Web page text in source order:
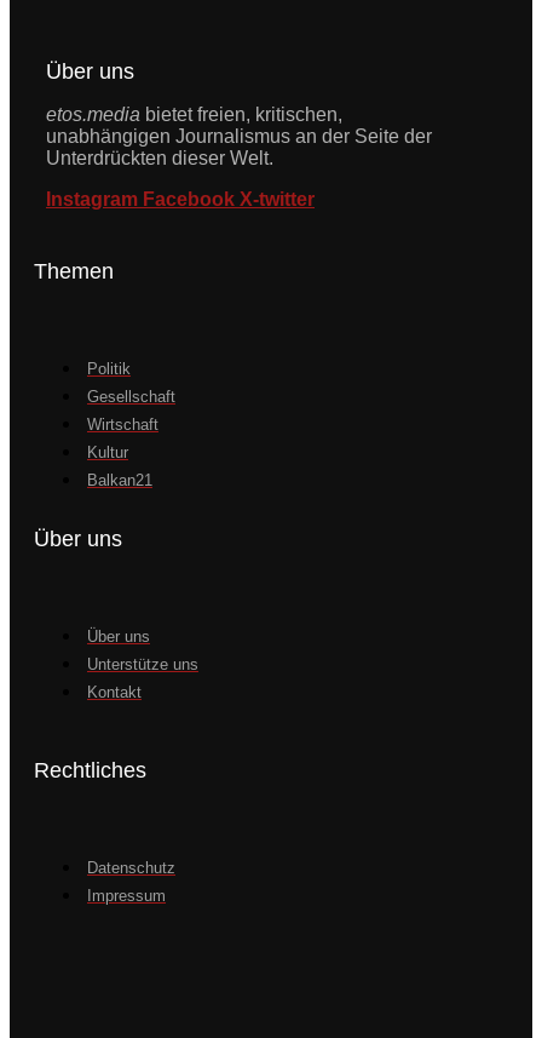
Über uns
etos.media bietet freien, kritischen,
unabhängigen Journalismus an der Seite der
Unterdrückten dieser Welt.
Instagram Facebook X-twitter
Themen
Politik
Gesellschaft
Wirtschaft
Kultur
Balkan21
Über uns
Über uns
Unterstütze uns
Kontakt
Rechtliches
Datenschutz
Impressum